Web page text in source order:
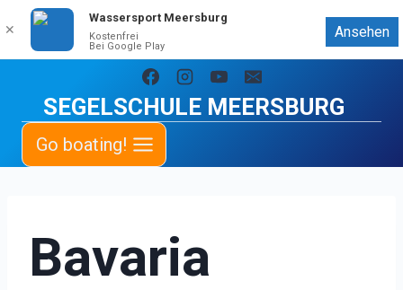
springen
SEGELSCHULE MEERSBURG
Go boating!
Bavaria
✕
Wassersport Meersburg
Kostenfrei
Bei Google Play
Ansehen